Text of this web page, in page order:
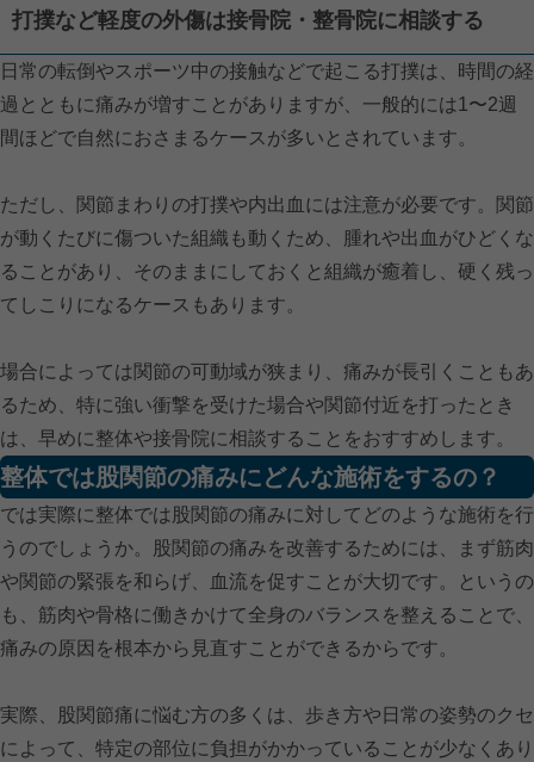
打撲など軽度の外傷は接骨院・整骨院に相談する
日常の転倒やスポーツ中の接触などで起こる打撲は、時間の経
過とともに痛みが増すことがありますが、一般的には1〜2週
間ほどで自然におさまるケースが多いとされています。
ただし、関節まわりの打撲や内出血には注意が必要です。関節
が動くたびに傷ついた組織も動くため、腫れや出血がひどくな
ることがあり、そのままにしておくと組織が癒着し、硬く残っ
てしこりになるケースもあります。
場合によっては関節の可動域が狭まり、痛みが長引くこともあ
るため、特に強い衝撃を受けた場合や関節付近を打ったとき
は、早めに整体や接骨院に相談することをおすすめします。
整体では股関節の痛みにどんな施術をするの？
では実際に整体では股関節の痛みに対してどのような施術を行
うのでしょうか。股関節の痛みを改善するためには、まず筋肉
や関節の緊張を和らげ、血流を促すことが大切です。というの
も、筋肉や骨格に働きかけて全身のバランスを整えることで、
痛みの原因を根本から見直すことができるからです。
実際、股関節痛に悩む方の多くは、歩き方や日常の姿勢のクセ
によって、特定の部位に負担がかかっていることが少なくあり